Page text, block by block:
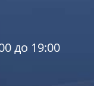
до 19:00